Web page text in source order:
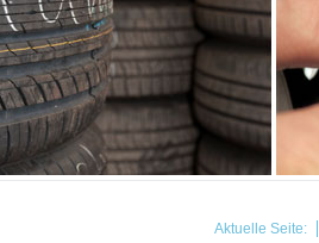
Aktuelle Seite: